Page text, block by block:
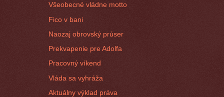
Všeobecné vládne motto
Fico v bani
Naozaj obrovský prúser
Prekvapenie pre Adolfa
Pracovný víkend
Vláda sa vyhráža
Aktuálny výklad práva